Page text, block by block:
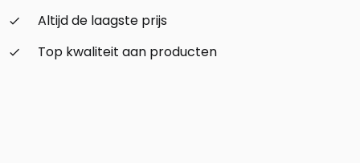
check_small
Altijd de laagste prijs
check_small
Top kwaliteit aan producten